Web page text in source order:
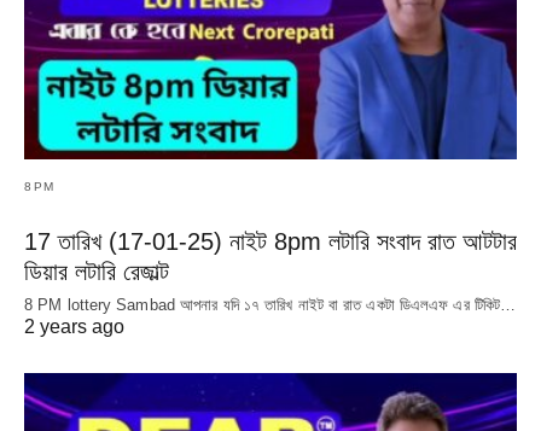
8PM
17 তারিখ (17-01-25) নাইট 8pm লটারি সংবাদ রাত আটটার
ডিয়ার লটারি রেজাল্ট
8 PM lottery Sambad আপনার যদি ১৭ তারিখ নাইট বা রাত একটা ডিএলএফ এর টিকিট…
2 years ago